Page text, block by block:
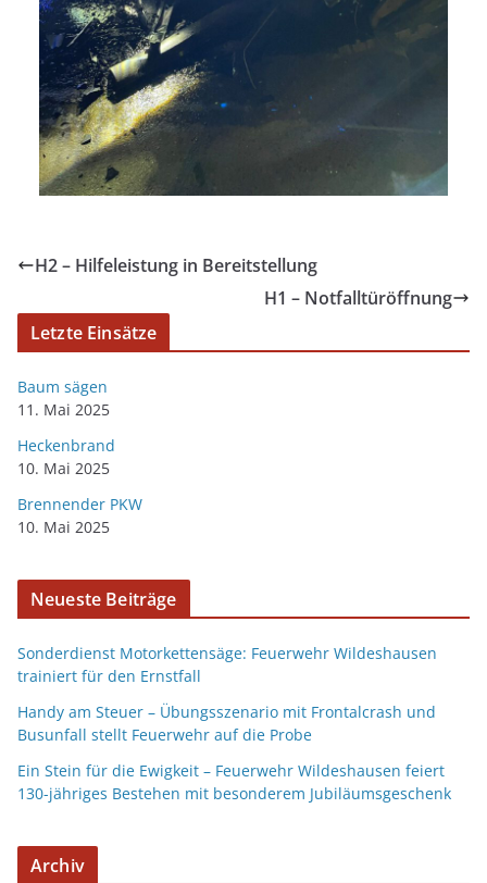
H2 – Hilfeleistung in Bereitstellung
H1 – Notfalltüröffnung
Letzte Einsätze
Baum sägen
11. Mai 2025
Heckenbrand
10. Mai 2025
Brennender PKW
10. Mai 2025
Neueste Beiträge
Sonderdienst Motorkettensäge: Feuerwehr Wildeshausen
trainiert für den Ernstfall
Handy am Steuer – Übungsszenario mit Frontalcrash und
Busunfall stellt Feuerwehr auf die Probe
Ein Stein für die Ewigkeit – Feuerwehr Wildeshausen feiert
130-jähriges Bestehen mit besonderem Jubiläumsgeschenk
Archiv